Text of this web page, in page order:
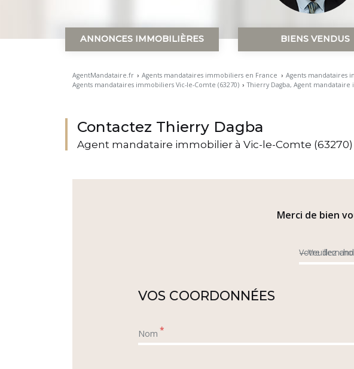
ANNONCES IMMOBILIÈRES BIENS VENDUS
AgentMandataire.fr › Agents mandataires immobiliers en France › Agents mandataires
Agents mandataires immobiliers Vic-le-Comte (63270) › Thierry Dagba, Agent
Contactez Thierry Dagba
Agent mandataire immobilier à Vic-le-Comte (63270)
Merci de bien
Votre
VOS COORDONNÉES
Nom *